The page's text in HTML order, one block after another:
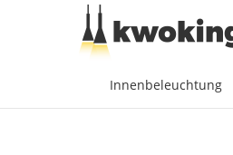
Innenbeleuchtung